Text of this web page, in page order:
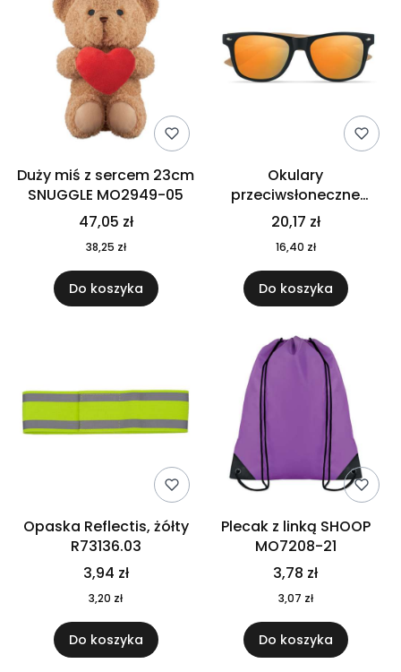
Duży miś z sercem 23cm
SNUGGLE MO2949-05
47,05 zł
38,25 zł
Do koszyka
Okulary
przeciwsłoneczne
CALIFORNIA TOUCH
MO9617-10
20,17 zł
16,40 zł
Do koszyka
Opaska Reflectis, żółty
R73136.03
3,94 zł
3,20 zł
Do koszyka
Plecak z linką SHOOP
MO7208-21
3,78 zł
3,07 zł
Do koszyka